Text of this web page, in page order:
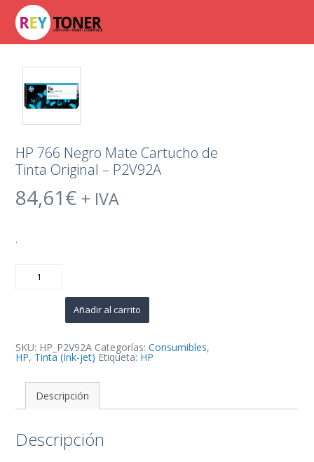
HP 766 Negro Mate Cartucho de
Tinta Original – P2V92A
84,61€ + IVA
.
-
P2V92A
cantidad
Añadir al carrito
SKU: HP_P2V92A Categorías:Consumibles,
HP, Tinta (Ink-jet) Etiqueta: HP
Descripción
Descripción